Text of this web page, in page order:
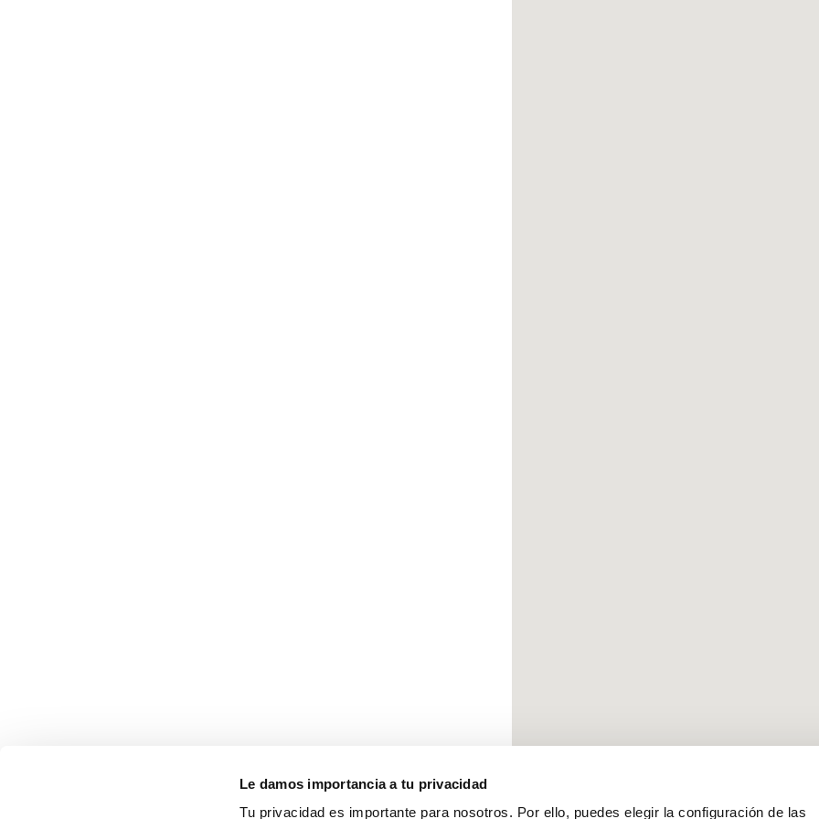
Le damos importancia a tu privacidad
Tu privacidad es importante para nosotros. Por ello, puedes elegir la configuración de las